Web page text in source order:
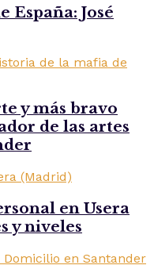
España: José
y más bravo
de las artes
en Usera
y niveles